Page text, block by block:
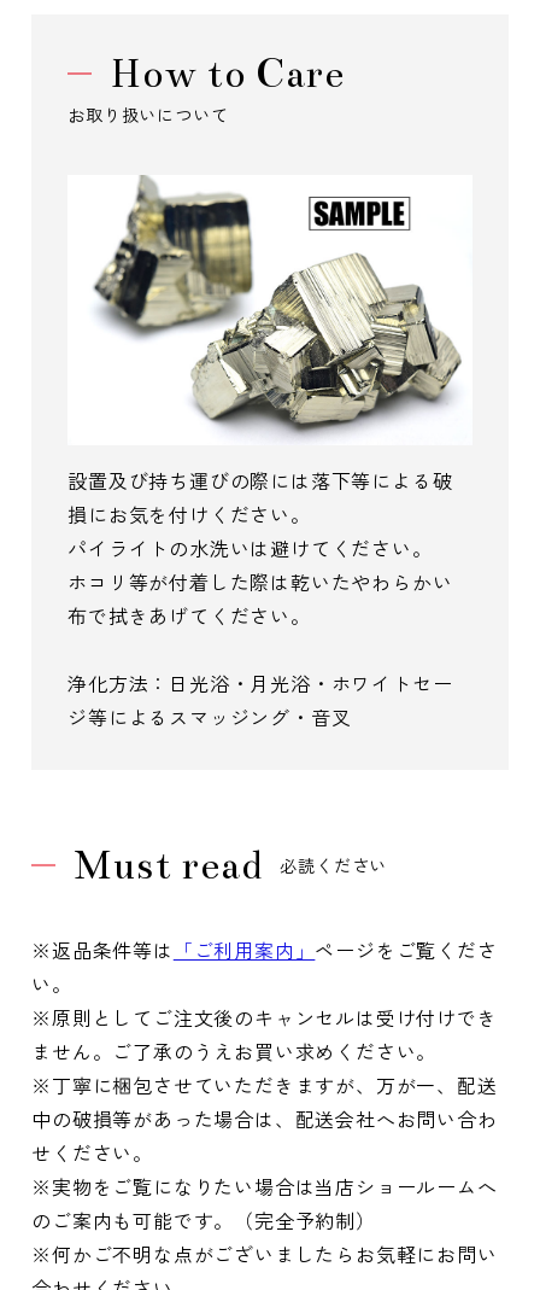
How to Care
お取り扱いについて
設置及び持ち運びの際には落下等による破
損にお気を付けください。
パイライトの水洗いは避けてください。
ホコリ等が付着した際は乾いたやわらかい
布で拭きあげてください。
浄化方法：日光浴・月光浴・ホワイトセー
ジ等によるスマッジング・音叉
Must read 必読ください
※返品条件等は 「ご利用案内」 ページをご覧くださ
い。
※原則としてご注文後のキャンセルは受け付けでき
ません。ご了承のうえお買い求めください。
※丁寧に梱包させていただきますが、万が一、配送
中の破損等があった場合は、配送会社へお問い合わ
せください。
※実物をご覧になりたい場合は当店ショールームへ
のご案内も可能です。（完全予約制）
※何かご不明な点がございましたらお気軽にお問い